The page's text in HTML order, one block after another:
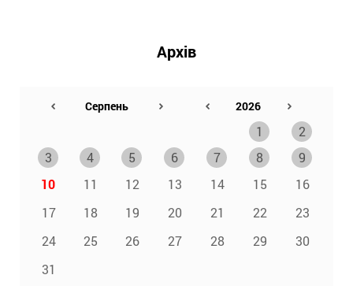
Архів
1
2
3
4 5 6 7 8
9
10
11 12 13 14 15
16
17
18 19 20 21 22
23
24
25 26 27 28 29
30
31